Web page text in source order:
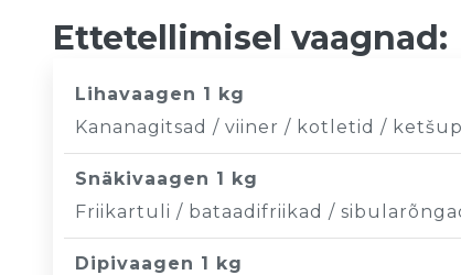
Ettetellimisel vaagnad:
Lihavaagen 1 kg
Kananagitsad / viiner / kotletid / ketšup
Snäkivaagen 1 kg
Friikartuli / bataadifriikad /
Dipivaagen 1 kg